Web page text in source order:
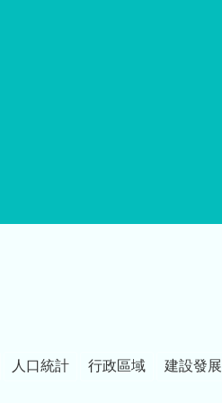
人口統計 行政區域 建設發展